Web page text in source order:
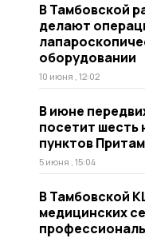
В Тамбовской
делают
оборудовании
10 июня , 12:02
В июне
посетит шесть
пунктов
5 июня , 15:04
В Тамбовской
медицинских